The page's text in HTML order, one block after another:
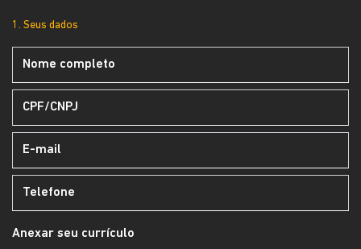
1. Seus dados
Anexar seu currículo